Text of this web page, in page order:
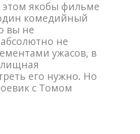
этом якобы фильме
комедийный
вы не
не
ужасов, в
его нужно. Но
с Томом